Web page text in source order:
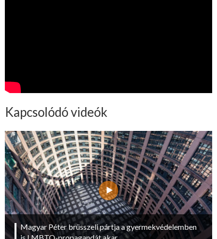
Kapcsolódó videók
Magyar Péter brüsszeli pártja a gyermekvédelemben